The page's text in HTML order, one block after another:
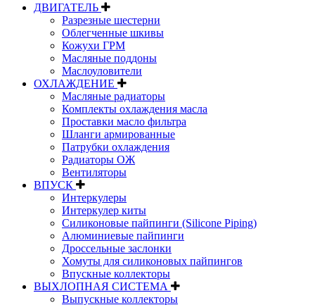
ДВИГАТЕЛЬ
Разрезные шестерни
Облегченные шкивы
Кожухи ГРМ
Масляные поддоны
Маслоуловители
ОХЛАЖДЕНИЕ
Масляные радиаторы
Комплекты охлаждения масла
Проставки масло фильтра
Шланги армированные
Патрубки охлаждения
Радиаторы ОЖ
Вентиляторы
ВПУСК
Интеркулеры
Интеркулер киты
Силиконовые пайпинги (Silicone Piping)
Алюминиевые пайпинги
Дроссельные заслонки
Хомуты для силиконовых пайпингов
Впускные коллекторы
ВЫХЛОПНАЯ СИСТЕМА
Выпускные коллекторы